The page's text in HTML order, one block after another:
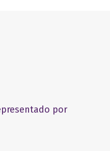
por